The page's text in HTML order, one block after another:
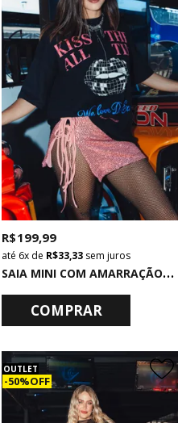
S
AIA MINI COM AMARRAÇÃO DE PAETÊ ROSA
R$ 199,99
6x de R$ 33,33 sem juros
COMPRAR
OUTLET
50% OFF